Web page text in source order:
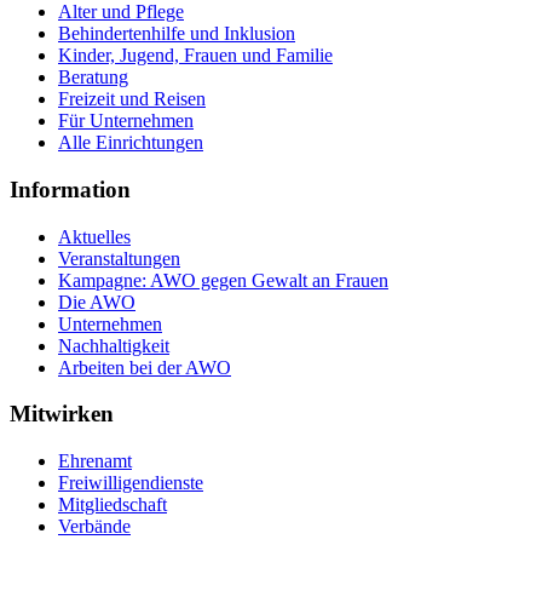
Alter und Pflege
Behindertenhilfe und Inklusion
Kinder, Jugend, Frauen und Familie
Beratung
Freizeit und Reisen
Für Unternehmen
Alle Einrichtungen
Information
Aktuelles
Veranstaltungen
Kampagne: AWO gegen Gewalt an Frauen
Die AWO
Unternehmen
Nachhaltigkeit
Arbeiten bei der AWO
Mitwirken
Ehrenamt
Freiwilligendienste
Mitgliedschaft
Verbände